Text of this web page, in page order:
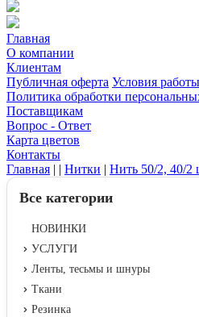
Главная
О компании
Клиентам
Публичная оферта Условия работы
Политика обработки
Поставщикам
Вопрос - Ответ
Карта цветов
Контакты
Главная | | Нитки | Нить 50/2, 40/2
Все категории
НОВИНКИ
УСЛУГИ
Ленты, тесьмы и шнуры
Ткани
Резинка